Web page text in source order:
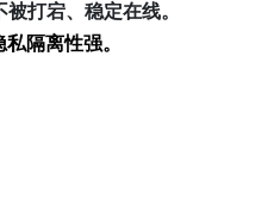
打宕、稳定在线。
隔离性强。